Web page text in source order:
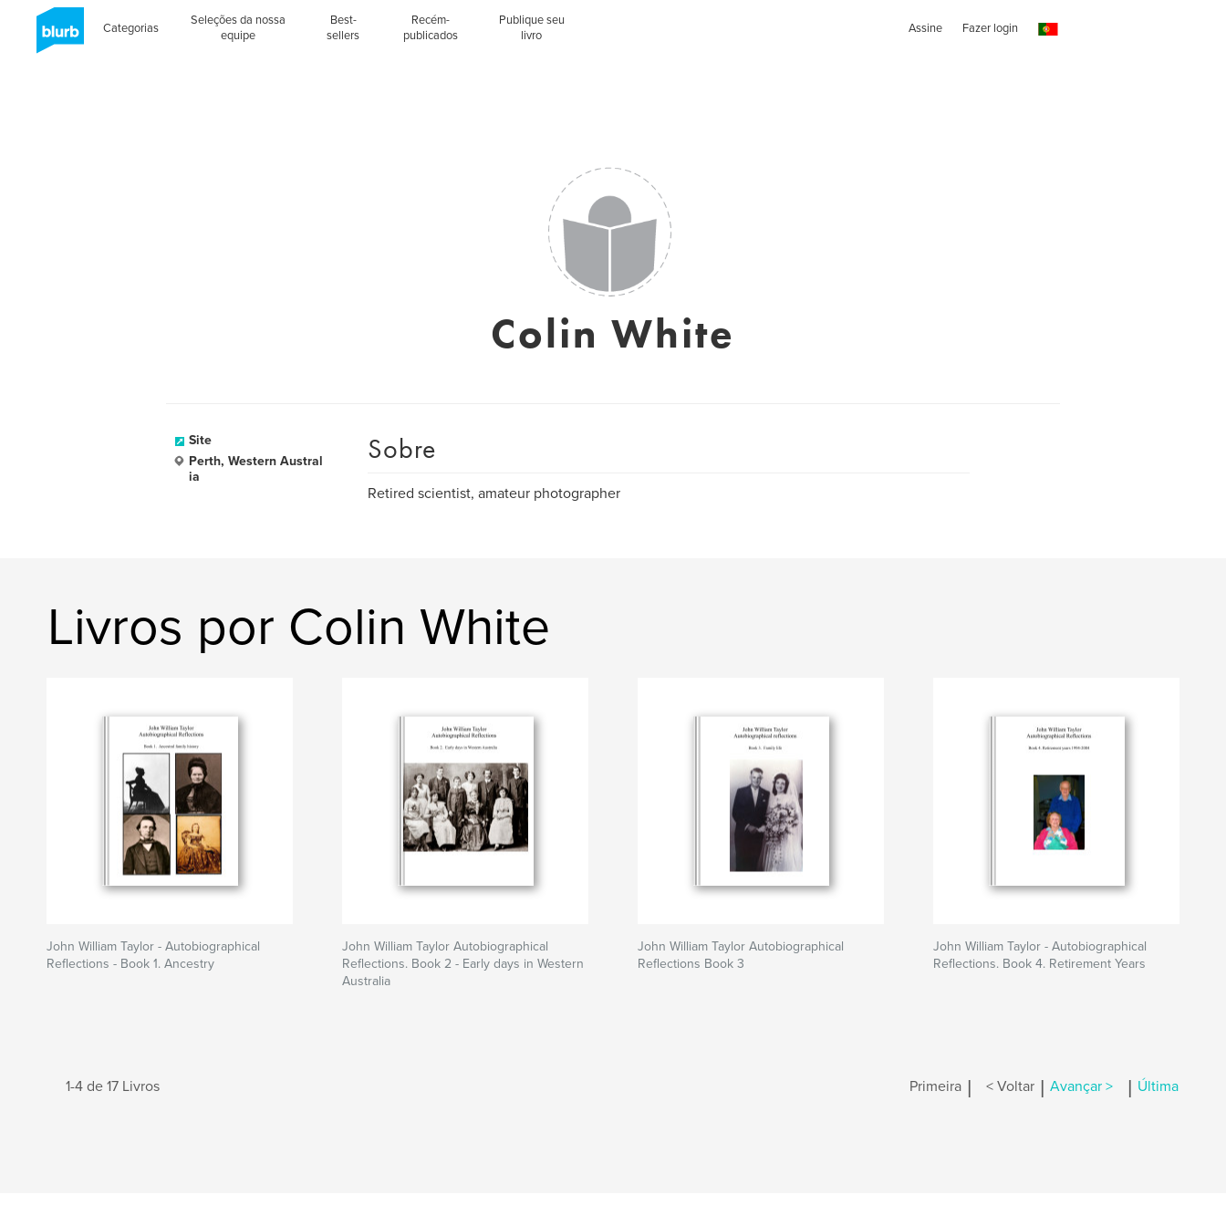
Categorias
Seleções da nossa
equipe
Best-
sellers
Recém-
publicados
Publique seu
livro
Assine Fazer login
Colin White
Site
Perth, Western Austral
ia
Sobre
Retired scientist, amateur photographer
Livros por Colin White
John William Taylor - Autobiographical
Reflections - Book 1. Ancestry
John William Taylor Autobiographical
Reflections. Book 2 - Early days in Western
Australia
John William Taylor Autobiographical
Reflections Book 3
John William Taylor - Autobiographical
Reflections. Book 4. Retirement Years
1-4 de 17 Livros Primeira | < Voltar | Avançar > | Última